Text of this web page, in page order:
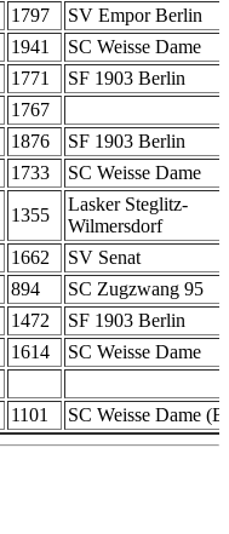
1797
SV Empor Berlin
1941
SC Weisse Dame
1771
SF 1903 Berlin
1767
1876
SF 1903 Berlin
1733 SC Weisse Dame
1355
Lasker Steglitz-
Wilmersdorf
1662
SV Senat
894
SC Zugzwang 95
1472
SF 1903 Berlin
1614
SC Weisse Dame
1101 SC Weisse Dame